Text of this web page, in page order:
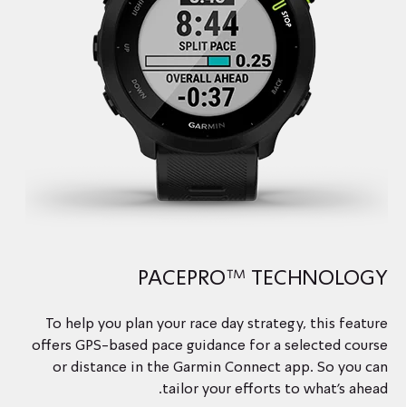
PACEPRO™ TECHNOLOGY
To help you plan your race day strategy, this feature
offers GPS-based pace guidance for a selected course
or distance in the Garmin Connect app. So you can
tailor your efforts to what’s ahead.